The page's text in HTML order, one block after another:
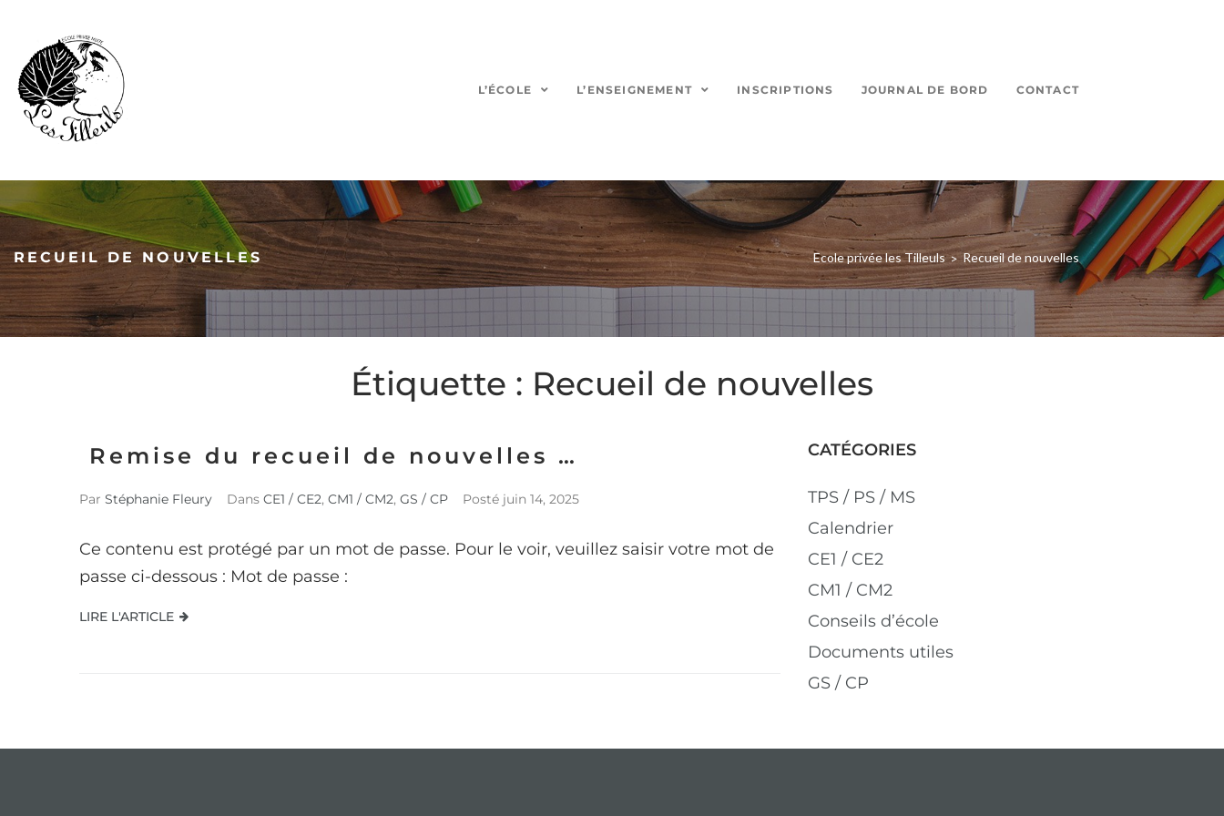
L’ÉCOLE L’ENSEIGNEMENT INSCRIPTIONS JOURNAL DE BORD CONTACT
RECUEIL DE NOUVELLES Ecole privée les Tilleuls > Recueil de nouvelles
Étiquette : Recueil de nouvelles
Remise du recueil de nouvelles …
Par Stéphanie Fleury Dans CE1 / CE2, CM1 / CM2, GS / CP Posté juin 14, 2025
Ce contenu est protégé par un mot de passe. Pour le voir, veuillez saisir votre mot de
passe ci-dessous : Mot de passe :
LIRE L'ARTICLE
CATÉGORIES
TPS / PS / MS
Calendrier
CE1 / CE2
CM1 / CM2
Conseils d’école
Documents utiles
GS / CP